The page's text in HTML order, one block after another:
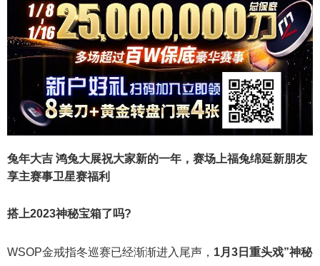
兔年大吉 鸿兔大展祝大家新的一年，赛场上福兔绵延新朋友
享主赛事卫星赛福利
搭上2023神秘宝箱了吗?
WSOP金戒指冬巡赛已经渐渐进入尾声， 1月3日重头戏”神秘